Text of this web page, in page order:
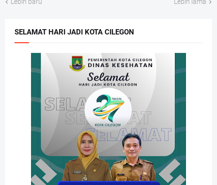
Lebih baru Lebih lama
SELAMAT HARI JADI KOTA CILEGON